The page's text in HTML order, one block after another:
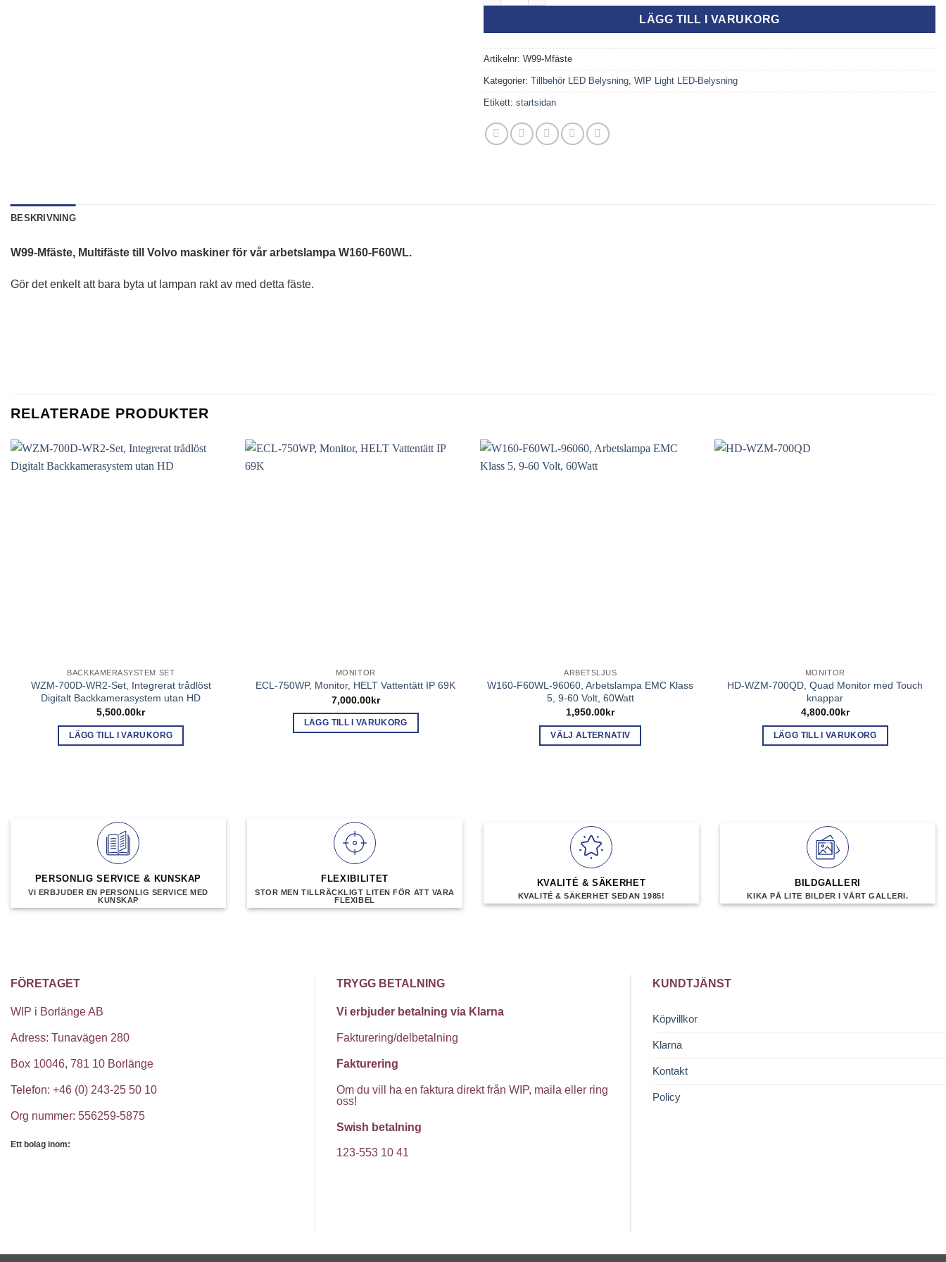
LÄGG TILL I VARUKORG
Artikelnr: W99-Mfäste
Kategorier: Tillbehör LED Belysning WIP Light LED-Belysning
Etikett: startsidan
BESKRIVNING
W99-Mfäste, Multifäste till Volvo maskiner för vår arbetslampa W160-F60WL.
Gör det enkelt att bara byta ut lampan rakt av med detta fäste.
RELATERADE PRODUKTER
BACKKAMERASYSTEM SET
WZM-700D-WR2-Set, Integrerat trådlöst
Digitalt Backkamerasystem utan HD
5,500.00kr
LÄGG TILL I VARUKORG
MONITOR
ECL-750WP, Monitor, HELT Vattentätt IP 69K
7,000.00kr
LÄGG TILL I VARUKORG
ARBETSLJUS
W160-F60WL-96060, Arbetslampa EMC Klass
5, 9-60 Volt, 60Watt
1,950.00kr
VÄLJ ALTERNATIV
varianter.
De
olika
alternativen
kan
MONITOR
HD-WZM-700QD, Quad Monitor med Touch
knappar
4,800.00kr
LÄGG TILL I VARUKORG
PERSONLIG SERVICE & KUNSKAP
VI ERBJUDER EN PERSONLIG SERVICE MED
KUNSKAP
FLEXIBILITET
STOR MEN TILLRÄCKLIGT LITEN FÖR ATT VARA
FLEXIBEL
KVALITÉ & SÄKERHET
KVALITÉ & SÄKERHET SEDAN 1985!
BILDGALLERI
KIKA PÅ LITE BILDER I VÅRT GALLERI.
FÖRETAGET
WIP i Borlänge AB
Adress: Tunavägen 280
Box 10046, 781 10 Borlänge
Telefon: +46 (0) 243-25 50 10
Org nummer: 556259-5875
Ett bolag inom:
TRYGG BETALNING
Vi erbjuder betalning via Klarna
Fakturering/delbetalning
Fakturering
Om du vill ha en faktura direkt från WIP, maila eller ring
oss!
Swish betalning
123-553 10 41
KUNDTJÄNST
Köpvillkor
Klarna
Kontakt
Policy